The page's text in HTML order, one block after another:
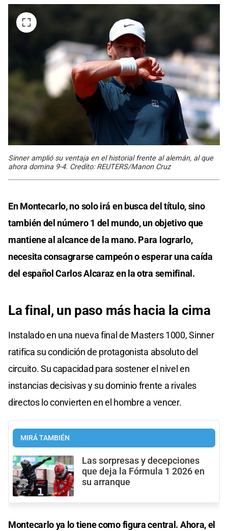
Sinner amplió su ventaja en el historial frente al alemán, al que
ahora domina 9-4. Credito: REUTERS/Manon Cruz
En Montecarlo, no solo irá en busca del título, sino
también del número 1 del mundo, un objetivo que
mantiene al alcance de la mano. Para lograrlo,
necesita consagrarse campeón o esperar una caída
del español Carlos Alcaraz en la otra semifinal.
La final, un paso más hacia la cima
Instalado en una nueva final de Masters 1000, Sinner
ratifica su condición de protagonista absoluto del
circuito. Su capacidad para sostener el nivel en
instancias decisivas y su dominio frente a rivales
directos lo convierten en el hombre a vencer.
MIRÁ TAMBIÉN
Las sorpresas y decepciones
que deja la Fórmula 1 2026 en
su arranque
Montecarlo ya lo tiene como figura central. Ahora, el